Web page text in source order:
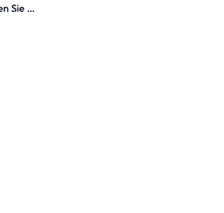
Weiterbildung durch das Arbeitsamt finanziert: So nutzen Sie Ihre Chance auf beruflichen Aufstieg